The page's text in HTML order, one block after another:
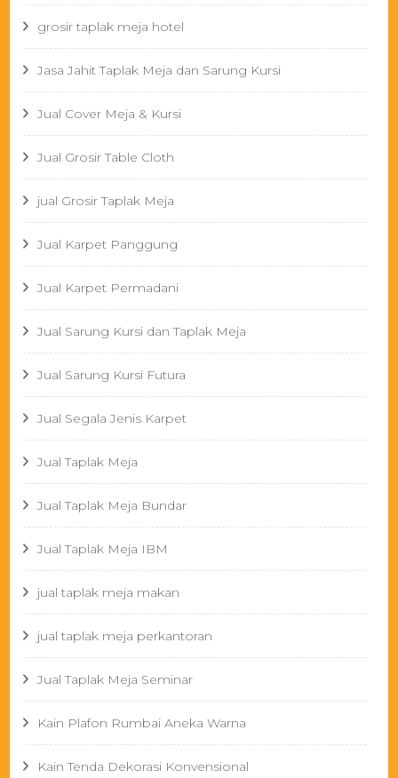
grosir taplak meja hotel
Jasa Jahit Taplak Meja dan Sarung Kursi
Jual Cover Meja & Kursi
Jual Grosir Table Cloth
jual Grosir Taplak Meja
Jual Karpet Panggung
Jual Karpet Permadani
Jual Sarung Kursi dan Taplak Meja
Jual Sarung Kursi Futura
Jual Segala Jenis Karpet
Jual Taplak Meja
Jual Taplak Meja Bundar
Jual Taplak Meja IBM
jual taplak meja makan
jual taplak meja perkantoran
Jual Taplak Meja Seminar
Kain Plafon Rumbai Aneka Warna
Kain Tenda Dekorasi Konvensional